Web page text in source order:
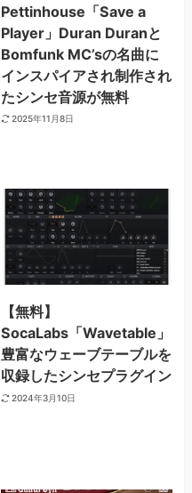
Pettinhouse「Save a
Player」Duran Duranと
Bomfunk MC’sの名曲に
インスパイアされ制作され
たシンセ音源が無料
2025年11月8日
【無料】
SocaLabs「Wavetable」
豊富なウェーブテーブルを
収録したシンセプラグイン
2024年3月10日